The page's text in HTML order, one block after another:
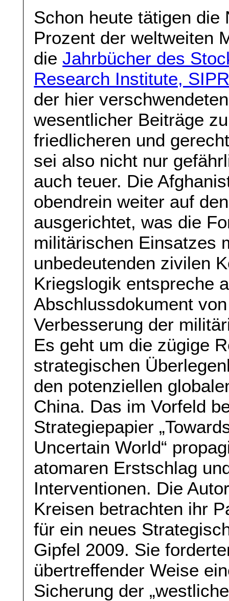
Schon heute tätigen die
Prozent der weltweiten
dieJahrbücher des
Research Institute,
der hier
wesentlicher Beiträge
friedlicheren und
sei also nicht nur
auch teuer. Die
obendrein weiter auf
ausgerichtet, was die
militärischen Einsatzes
unbedeutenden zivilen
Kriegslogik entspreche
Abschlussdokument
Verbesserung der
Es geht um die zügige
strategischen
den potenziellen
China. Das im Vorfeld
Strategiepapier
Uncertain World“
atomaren Erstschlag
Interventionen. Die
Kreisen betrachten ihr
für ein neues
Gipfel 2009. Sie
übertreffender Weise
Sicherung der